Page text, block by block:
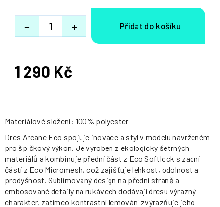
+
−
1 290 Kč
Měrná
Materiálové složení: 100% polyester
Dres Arcane Eco spojuje inovace a styl v modelu navrženém
pro špičkový výkon. Je vyroben z ekologicky šetrných
materiálů a kombinuje přední část z Eco Softlock s zadní
částí z Eco Micromesh, což zajišťuje lehkost, odolnost a
prodyšnost. Sublimovaný design na přední straně a
embosované detaily na rukávech dodávají dresu výrazný
charakter, zatímco kontrastní lemování zvýrazňuje jeho